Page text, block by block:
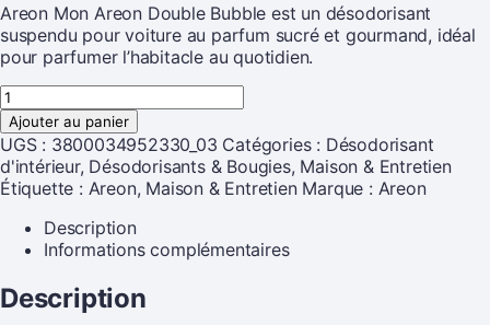
Areon Mon Areon Double Bubble est un désodorisant
suspendu pour voiture au parfum sucré et gourmand, idéal
pour parfumer l’habitacle au quotidien.
Ajouter au panier
UGS : 3800034952330_03 Catégories : Désodorisant
d'intérieur, Désodorisants & Bougies, Maison & Entretien
Étiquette : Areon, Maison & Entretien Marque : Areon
Description
Informations complémentaires
Description